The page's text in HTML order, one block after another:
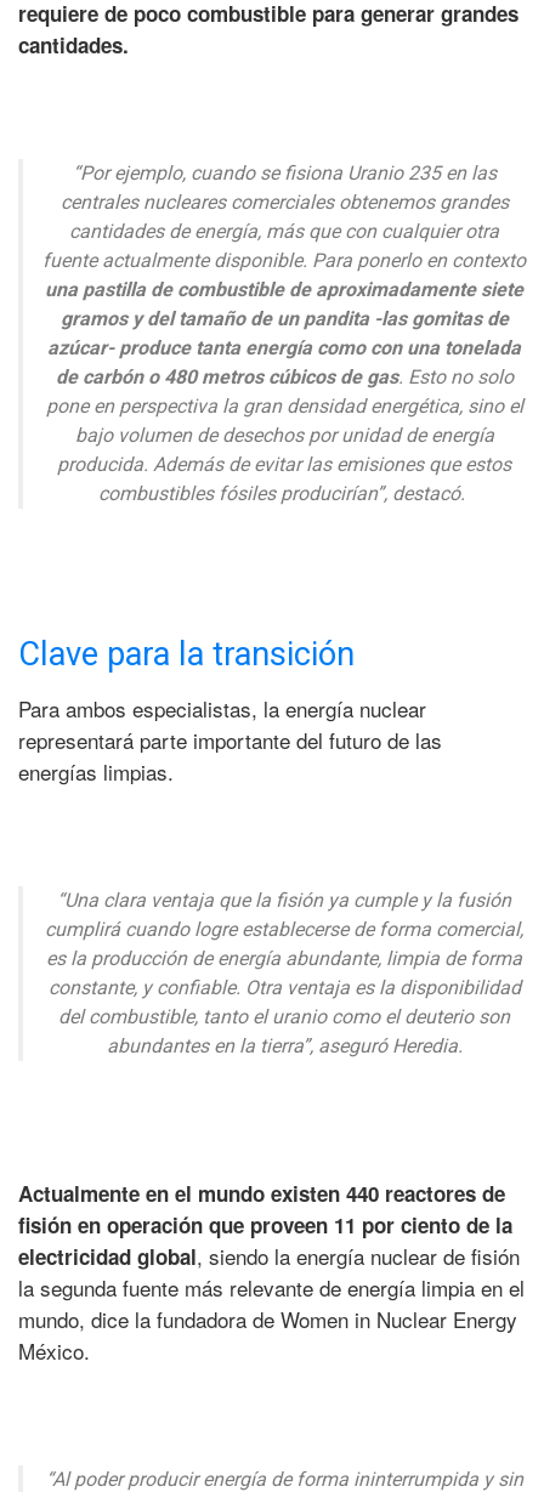
requiere de poco combustible para generar grandes
cantidades.
“Por ejemplo, cuando se fisiona Uranio 235 en las
centrales nucleares comerciales obtenemos grandes
cantidades de energía, más que con cualquier otra
fuente actualmente disponible. Para ponerlo en contexto
una pastilla de combustible de aproximadamente siete
gramos y del tamaño de un pandita -las gomitas de
azúcar- produce tanta energía como con una tonelada
de carbón o 480 metros cúbicos de gas. Esto no solo
pone en perspectiva la gran densidad energética, sino el
bajo volumen de desechos por unidad de energía
producida. Además de evitar las emisiones que estos
combustibles fósiles producirían”, destacó.
Clave para la transición
Para ambos especialistas, la energía nuclear
representará parte importante del futuro de las
energías limpias.
“Una clara ventaja que la fisión ya cumple y la fusión
cumplirá cuando logre establecerse de forma comercial,
es la producción de energía abundante, limpia de forma
constante, y confiable. Otra ventaja es la disponibilidad
del combustible, tanto el uranio como el deuterio son
abundantes en la tierra”, aseguró Heredia.
Actualmente en el mundo existen 440 reactores de
fisión en operación que proveen 11 por ciento de la
electricidad global, siendo la energía nuclear de fisión
la segunda fuente más relevante de energía limpia en el
mundo, dice la fundadora de Women in Nuclear Energy
México.
“Al poder producir energía de forma ininterrumpida y sin